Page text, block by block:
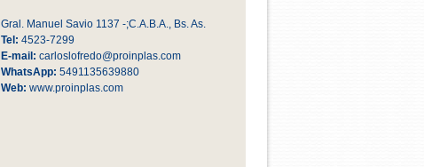
Gral. Manuel Savio 1137 -;C.A.B.A., Bs. As.
Tel: 4523-7299
E-mail: carloslofredo@proinplas.com
WhatsApp: 5491135639880
Web: www.proinplas.com